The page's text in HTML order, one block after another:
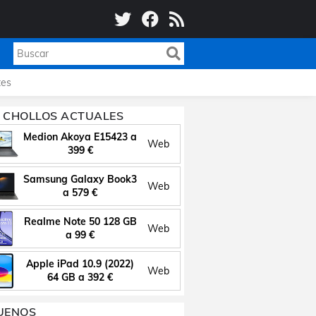
CHOLLOS ACTUALES
Medion Akoya E15423 a
399 €
Web
Samsung Galaxy Book3
a 579 €
Web
Realme Note 50 128 GB
a 99 €
Web
Apple iPad 10.9 (2022)
64 GB a 392 €
Web